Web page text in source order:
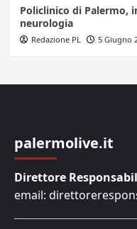
Policlinico di Palermo,
neurologia
Redazione PL 5 Giugno
palermolive.it
Direttore
email: